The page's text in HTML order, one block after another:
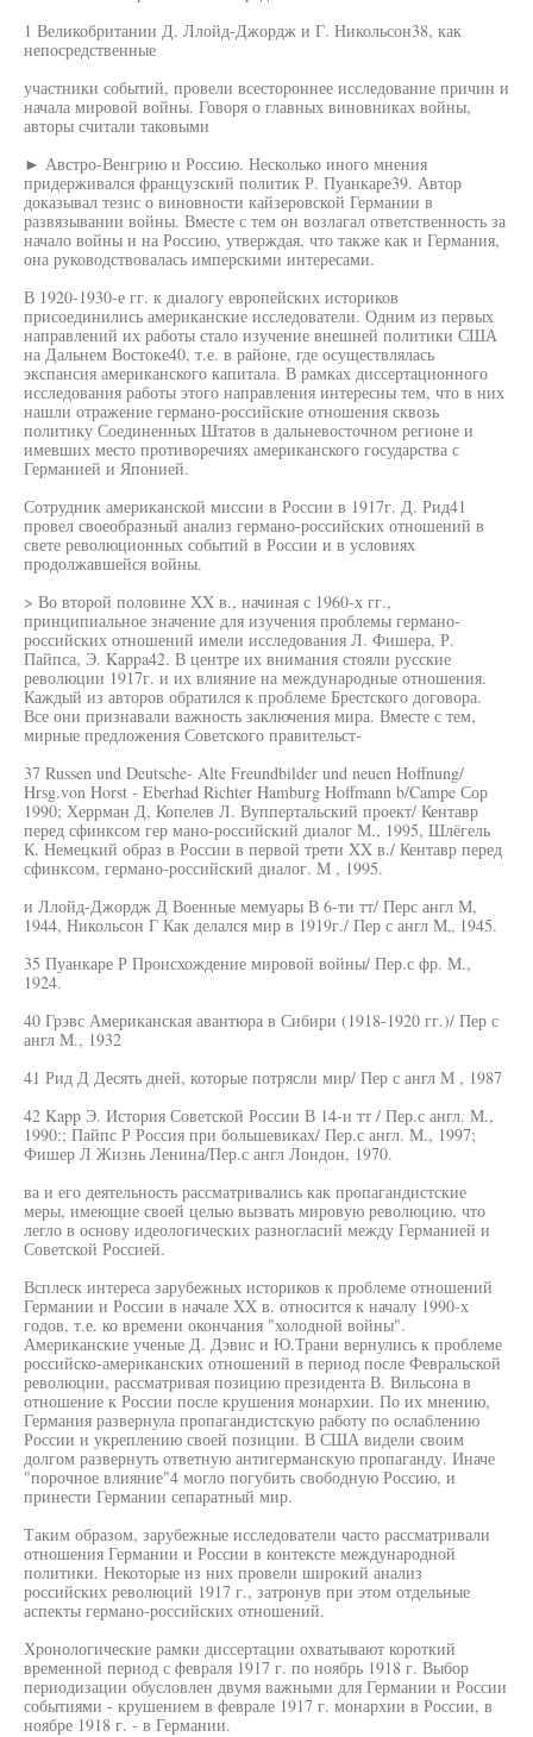
1 Великобритании Д. Ллойд-Джордж и Г. Никольсон38, как
непосредственные
участники событий, провели всестороннее исследование причин и
начала мировой войны. Говоря о главных виновниках войны,
авторы считали таковыми
► Австро-Венгрию и Россию. Несколько иного мнения
придерживался французский политик Р. Пуанкаре39. Автор
доказывал тезис о виновности кайзеровской Германии в
развязывании войны. Вместе с тем он возлагал ответственность за
начало войны и на Россию, утверждая, что также как и Германия,
она руководствовалась имперскими интересами.
В 1920-1930-е гг. к диалогу европейских историков
присоединились американские исследователи. Одним из первых
направлений их работы стало изучение внешней политики США
на Дальнем Востоке40, т.е. в районе, где осуществлялась
экспансия американского капитала. В рамках диссертационного
исследования работы этого направления интересны тем, что в них
нашли отражение германо-российские отношения сквозь
политику Соединенных Штатов в дальневосточном регионе и
имевших место противоречиях американского государства с
Германией и Японией.
Сотрудник американской миссии в России в 1917г. Д. Рид41
провел своеобразный анализ германо-российских отношений в
свете революционных событий в России и в условиях
продолжавшейся войны.
> Во второй половине XX в., начиная с 1960-х гг.,
принципиальное значение для изучения проблемы германо-
российских отношений имели исследования Л. Фишера, Р.
Пайпса, Э. Kappa42. В центре их внимания стояли русские
революции 1917г. и их влияние на международные отношения.
Каждый из авторов обратился к проблеме Брестского договора.
Все они признавали важность заключения мира. Вместе с тем,
мирные предложения Советского правительст-
37 Russen und Deutsche- Alte Freundbilder und neuen Hoffnung/
Hrsg.von Horst - Eberhad Richter Hamburg Hoffmann b/Campe Сор
1990; Херрман Д, Копелев Л. Вуппертальский проект/ Кентавр
перед сфинксом гер мано-российский диалог М., 1995, Шлёгель
К. Немецкий образ в России в первой трети XX в./ Кентавр перед
сфинксом, германо-российский диалог. М , 1995.
и Ллойд-Джордж Д Военные мемуары В 6-ти тт/ Перс англ М,
1944, Никольсон Г Как делался мир в 1919г./ Пер с англ М„ 1945.
35 Пуанкаре Р Происхождение мировой войны/ Пер.с фр. М.,
1924.
40 Грэвс Американская авантюра в Сибири (1918-1920 гг.)/ Пер с
англ М., 1932
41 Рид Д Десять дней, которые потрясли мир/ Пер с англ М , 1987
42 Kapp Э. История Советской России В 14-и тт / Пер.с англ. М.,
1990:; Пайпс Р Россия при большевиках/ Пер.с англ. М., 1997;
Фишер Л Жизнь Ленина/Пер.с англ Лондон, 1970.
ва и его деятельность рассматривались как пропагандистские
меры, имеющие своей целью вызвать мировую революцию, что
легло в основу идеологических разногласий между Германией и
Советской Россией.
Всплеск интереса зарубежных историков к проблеме отношений
Германии и России в начале XX в. относится к началу 1990-х
годов, т.е. ко времени окончания "холодной войны".
Американские ученые Д. Дэвис и Ю.Трани вернулись к проблеме
российско-американских отношений в период после Февральской
революции, рассматривая позицию президента В. Вильсона в
отношение к России после крушения монархии. По их мнению,
Германия развернула пропагандистскую работу по ослаблению
России и укреплению своей позиции. В США видели своим
долгом развернуть ответную антигерманскую пропаганду. Иначе
"порочное влияние"4 могло погубить свободную Россию, и
принести Германии сепаратный мир.
Таким образом, зарубежные исследователи часто рассматривали
отношения Германии и России в контексте международной
политики. Некоторые из них провели широкий анализ
российских революций 1917 г., затронув при этом отдельные
аспекты германо-российских отношений.
Хронологические рамки диссертации охватывают короткий
временной период с февраля 1917 г. по ноябрь 1918 г. Выбор
периодизации обусловлен двумя важными для Германии и России
событиями - крушением в феврале 1917 г. монархии в России, в
ноябре 1918 г. - в Германии.